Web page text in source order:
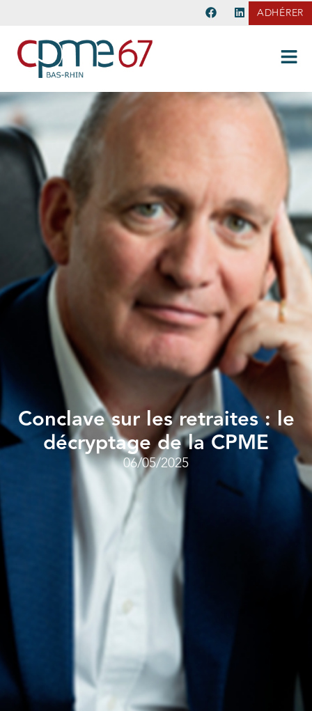
ADHÉRER
Conclave sur les retraites : le
décryptage de la CPME
06/05/2025